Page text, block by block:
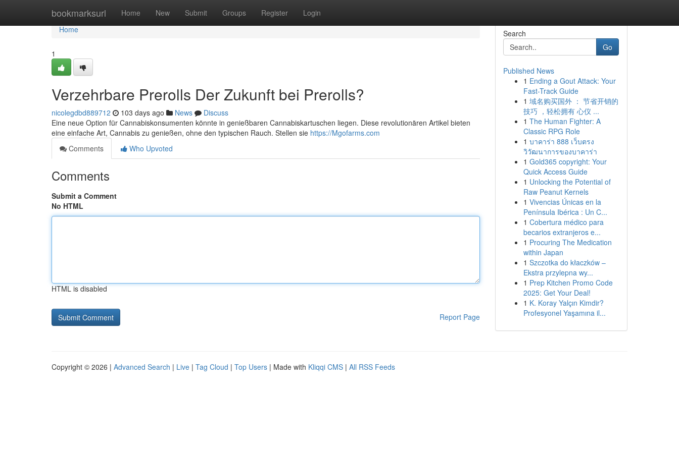
bookmarksurl Home New Submit Groups Register Login
Home
Home
1
Verzehrbare Prerolls Der Zukunft bei Prerolls?
nicolegdbd889712 103 days ago News
Discuss
Eine neue Option für Cannabiskonsumenten könnte in genießbaren Cannabiskartuschen liegen. Diese revolutionären Artikel bieten
eine einfache Art, Cannabis zu genießen, ohne den typischen Rauch. Stellen sie https://Mgofarms.com
Comments
Who Upvoted
Comments
Submit a Comment
No HTML
HTML is disabled
Report Page
Search
Go
Published News
1 Ending a Gout Attack: Your
Fast-Track Guide
1 域名购买国外 ： 节省开销的
技巧 ，轻松拥有 心仪 ...
1 The Human Fighter: A
Classic RPG Role
1 บาคาร่า 888 เว็บตรง
วิวัฒนาการของบาคาร่า
1 Gold365 copyright: Your
Quick Access Guide
1 Unlocking the Potential of
Raw Peanut Kernels
1 Vivencias Únicas en la
Península Ibérica : Un C...
1 Cobertura médico para
becarios extranjeros e...
1 Procuring The Medication
within Japan
1 Szczotka do kłaczków –
Ekstra przylepna wy...
1 Prep Kitchen Promo Code
2025: Get Your Deal!
1 K. Koray Yalçın Kimdir?
Profesyonel Yaşamına il...
Copyright © 2026 | Advanced Search | Live | Tag Cloud | Top Users | Made with Kliqqi CMS | All RSS Feeds